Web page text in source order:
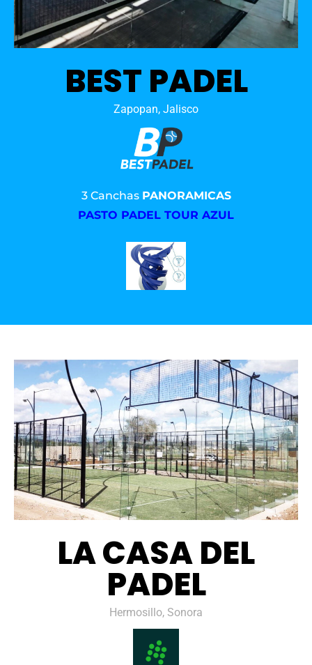
BEST PADEL
Zapopan, Jalisco
3 Canchas PANORAMICAS
PASTO PADEL TOUR AZUL
LA CASA DEL
PADEL
Hermosillo, Sonora